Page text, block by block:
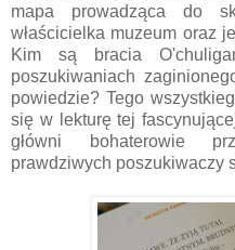
mapa prowadząca do
właścicielka muzeum oraz
Kim są bracia
poszukiwaniach
powiedzie? Tego
się w lekturę tej
główni bohaterowie
prawdziwych poszukiwaczy